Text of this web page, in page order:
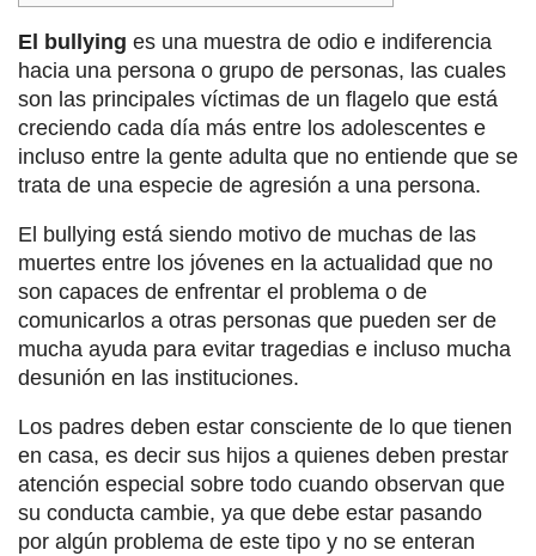
El bullying es una muestra de odio e indiferencia
hacia una persona o grupo de personas, las cuales
son las principales víctimas de un flagelo que está
creciendo cada día más entre los adolescentes e
incluso entre la gente adulta que no entiende que se
trata de una especie de agresión a una persona.
El bullying está siendo motivo de muchas de las
muertes entre los jóvenes en la actualidad que no
son capaces de enfrentar el problema o de
comunicarlos a otras personas que pueden ser de
mucha ayuda para evitar tragedias e incluso mucha
desunión en las instituciones.
Los padres deben estar consciente de lo que tienen
en casa, es decir sus hijos a quienes deben prestar
atención especial sobre todo cuando observan que
su conducta cambie, ya que debe estar pasando
por algún problema de este tipo y no se enteran